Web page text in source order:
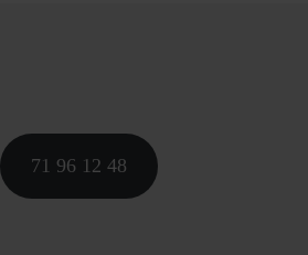
71 96 12 48